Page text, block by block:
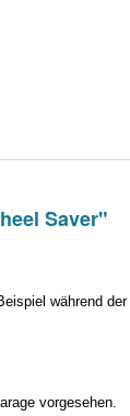
Saver"
während der
vorgesehen.